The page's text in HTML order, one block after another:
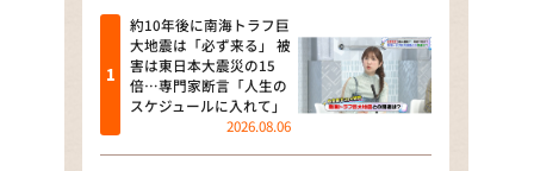
これ余談なんですけど・・・
～人生密着トークバラエティ！
～ やすとものいたって真剣です
探偵！ナイトスクープ
約10年後に南海トラフ巨
大地震は「必ず来る」 被
害は東日本大震災の15
倍…専門家断言「人生の
スケジュールに入れて」
2026.08.06